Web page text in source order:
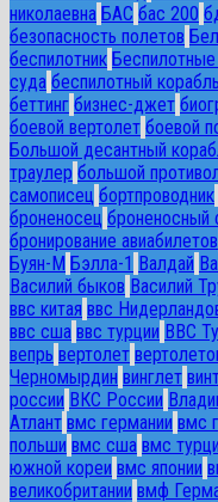
николаевна БАС бас 200
безопасность полетов
беспилотник
суда беспилотный корабль
беттинг бизнес-джет
боевой вертолет боевой
Большой десантный
траулер большой
самописец бортпроводник
броненосец броненосный
бронирование авиабилетов
Буян-М Бэлла-1 Валдай
Василий быков Василий
ввс китая ввс
ввс сша ввс турции ВВС
вепрь вертолет
Черномырдин винглет
россии ВКС России
Атлант вмс германии вмс
польши вмс сша вмс
южной кореи вмс японии
великобритании вмф